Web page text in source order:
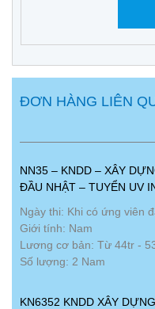
ĐƠN HÀNG LIÊN
NN35 – KNDD – XÂY
ĐẦU NHẬT – TUYỂN UV
Ngày thi: Khi có ứng viên
Giới tính: Nam
Lương cơ bản: Từ 44tr -
Số lượng: 2 Nam
KN6352 KNDD XÂY